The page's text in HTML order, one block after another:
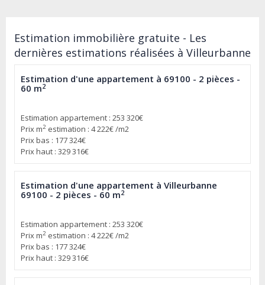
Estimation immobilière gratuite - Les
dernières estimations réalisées à Villeurbanne
Estimation d'une appartement à 69100 - 2 pièces -
60 m2
Estimation appartement : 253 320€
Prix m2 estimation : 4 222€ /m2
Prix bas : 177 324€
Prix haut : 329 316€
Estimation d'une appartement à Villeurbanne
69100 - 2 pièces - 60 m2
Estimation appartement : 253 320€
Prix m2 estimation : 4 222€ /m2
Prix bas : 177 324€
Prix haut : 329 316€